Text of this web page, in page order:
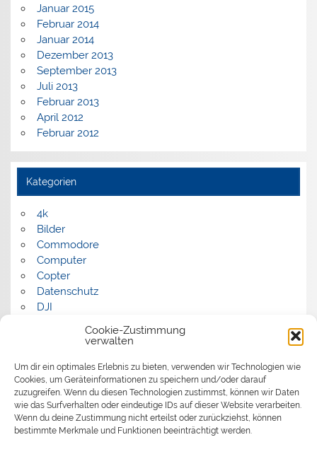
Cookie-Zustimmung
verwalten
Um dir ein optimales Erlebnis zu bieten, verwenden wir Technologien wie
Cookies, um Geräteinformationen zu speichern und/oder darauf
zuzugreifen. Wenn du diesen Technologien zustimmst, können wir Daten
wie das Surfverhalten oder eindeutige IDs auf dieser Website verarbeiten.
Wenn du deine Zustimmung nicht erteilst oder zurückziehst, können
bestimmte Merkmale und Funktionen beeinträchtigt werden.
Januar 2015
Februar 2014
Januar 2014
Dezember 2013
September 2013
Juli 2013
Februar 2013
April 2012
Februar 2012
Kategorien
4k
Bilder
Commodore
Computer
Copter
Datenschutz
DJI
Panorama
Politik
Retrocomputer
Uncategorized
Video